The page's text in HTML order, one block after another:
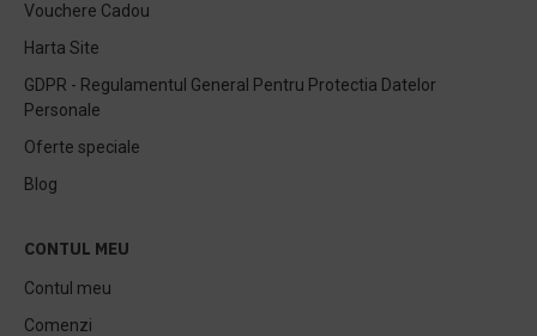
Vouchere Cadou
Harta Site
GDPR - Regulamentul General Pentru Protectia Datelor
Personale
Oferte speciale
Blog
CONTUL MEU
Contul meu
Comenzi